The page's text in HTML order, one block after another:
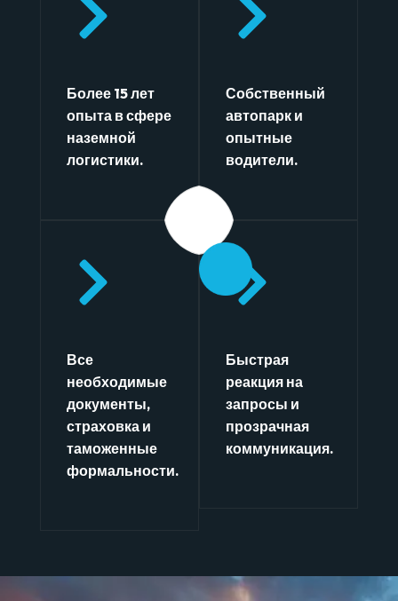
Более 15 лет
опыта в сфере
наземной
логистики.
Все
необходимые
документы,
страховка и
таможенные
формальности.
Собственный
автопарк и
опытные
водители.
Быстрая
реакция на
запросы и
прозрачная
коммуникация.